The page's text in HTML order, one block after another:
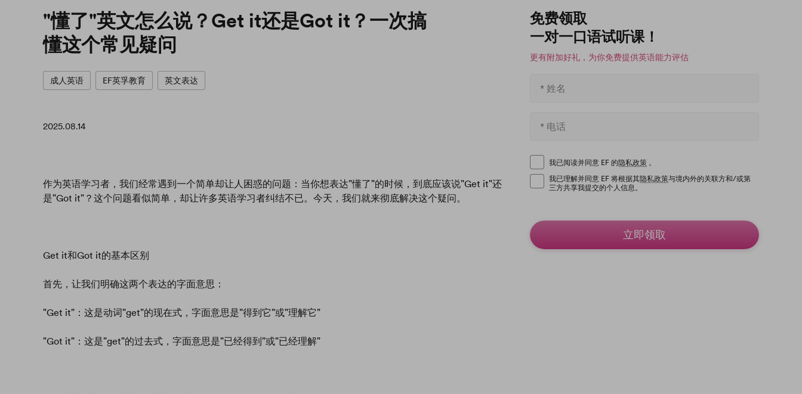
"懂了"英文怎么说？Get it还是Got it？一次搞
懂这个常见疑问
成人英语 EF英孚教育 英文表达
2025.08.14
作为英语学习者，我们经常遇到一个简单却让人困惑的问题：当你想表达"懂了"的时候，到底应该说"Get it"还
是"Got it"？这个问题看似简单，却让许多英语学习者纠结不已。今天，我们就来彻底解决这个疑问。
Get it和Got it的基本区别
首先，让我们明确这两个表达的字面意思：
"Get it"：这是动词"get"的现在式，字面意思是"得到它"或"理解它"
"Got it"：这是"get"的过去式，字面意思是"已经得到"或"已经理解"
免费领取
一对一口语试听课！
更有附加好礼，为你免费提供英语能力评估
我已阅读并同意 EF 的隐私政策 。
我已理解并同意 EF 将根据其隐私政策与境内外的关联方和/或第
三方共享我提交的个人信息。
立即领取